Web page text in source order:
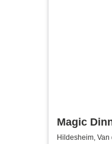
Magic
Exklusive
Hildesheim,